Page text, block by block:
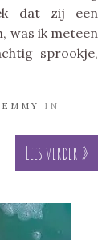
dat zij een
was ik meteen
sprookje,
EMMY
IN
Lees verder »